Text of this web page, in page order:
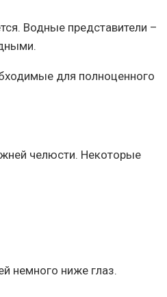
Водные представители –
для полноценного
челюсти. Некоторые
немного ниже глаз.